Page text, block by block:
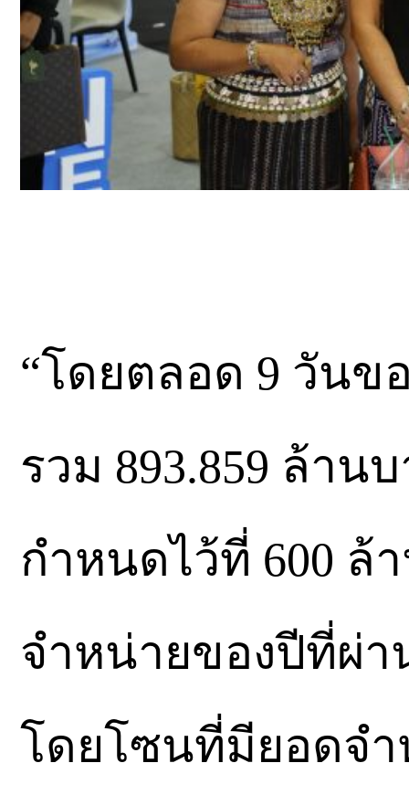
“โดยตลอด 9 วันข
รวม 893.859 ล้าน
กำหนดไว้ที่ 600 ล้
จำหน่ายของปีที่ผ่า
โดยโซนที่มียอดจ